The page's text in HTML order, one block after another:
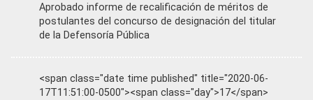
Aprobado informe de recalificación de méritos de
postulantes del concurso de designación del titular
de la Defensoría Pública
<span class="date time published" title="2020-06-
17T11:51:00-0500"><span class="day">17</span>